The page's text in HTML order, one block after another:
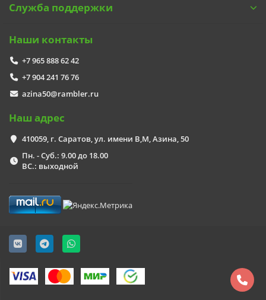
Служба поддержки
Наши контакты
+7 965 888 62 42
+7 904 241 76 76
azina50@rambler.ru
Наш адрес
410059, г. Саратов, ул. имени В,М, Азина, 50
Пн. - Суб.: 9.00 до 18.00
ВС.: выходной